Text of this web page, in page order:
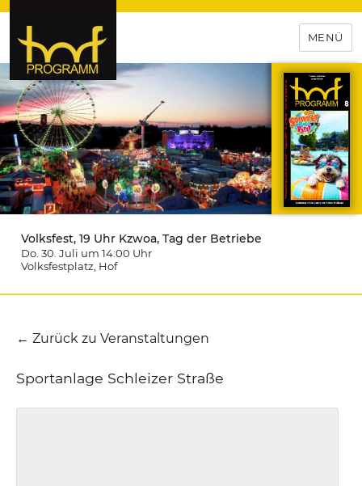
hof-programm – das
Veranstaltungsportal für
Hochfranken
MENÜ
Volksfest, 19 Uhr Kzwoa, Tag der Betriebe
Do. 30. Juli um 14:00 Uhr
Volksfestplatz , Hof
← Zurück zu Veranstaltungen
Sportanlage Schleizer Straße